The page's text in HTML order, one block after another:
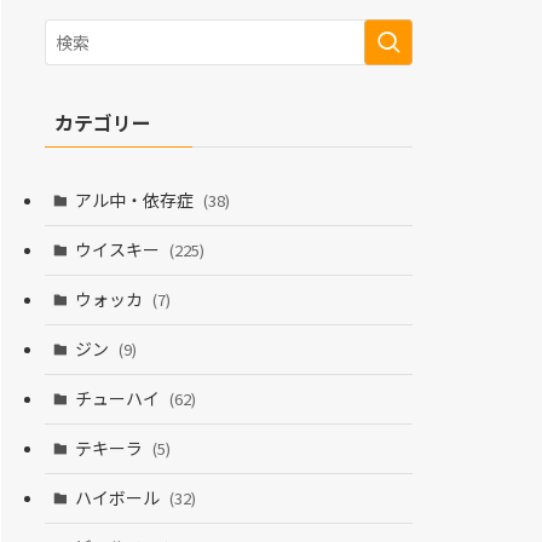
カテゴリー
アル中・依存症 (38)
ウイスキー (225)
ウォッカ (7)
ジン (9)
チューハイ (62)
テキーラ (5)
ハイボール (32)